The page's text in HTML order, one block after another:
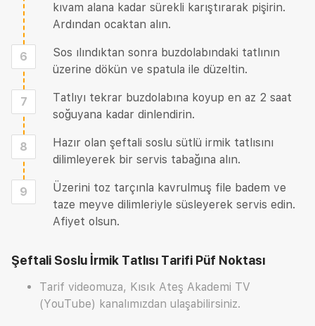
kıvam alana kadar sürekli karıştırarak pişirin.
Ardından ocaktan alın.
6
Sos ılındıktan sonra buzdolabındaki tatlının
üzerine dökün ve spatula ile düzeltin.
7
Tatlıyı tekrar buzdolabına koyup en az 2 saat
soğuyana kadar dinlendirin.
8
Hazır olan şeftali soslu sütlü irmik tatlısını
dilimleyerek bir servis tabağına alın.
9
Üzerini toz tarçınla kavrulmuş file badem ve
taze meyve dilimleriyle süsleyerek servis edin.
Afiyet olsun.
Şeftali Soslu İrmik Tatlısı Tarifi Püf Noktası
Tarif videomuza, Kısık Ateş Akademi TV
(YouTube) kanalımızdan ulaşabilirsiniz.